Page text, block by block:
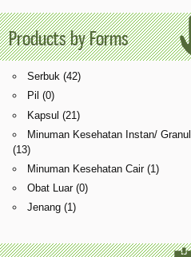
Products by Forms
Serbuk (42)
Pil (0)
Kapsul (21)
Minuman Kesehatan Instan/ Granul
(13)
Minuman Kesehatan Cair (1)
Obat Luar (0)
Jenang (1)